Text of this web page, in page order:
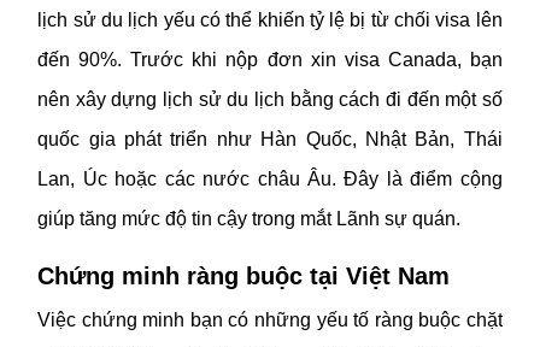
lịch sử du lịch yếu có thể khiến tỷ lệ bị từ chối visa lên
đến 90%. Trước khi nộp đơn xin visa Canada, bạn
nên xây dựng lịch sử du lịch bằng cách đi đến một số
quốc gia phát triển như Hàn Quốc, Nhật Bản, Thái
Lan, Úc hoặc các nước châu Âu. Đây là điểm cộng
giúp tăng mức độ tin cậy trong mắt Lãnh sự quán.
Chứng minh ràng buộc tại Việt Nam
Việc chứng minh bạn có những yếu tố ràng buộc chặt